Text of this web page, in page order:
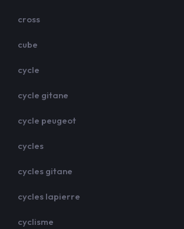
cross
cube
cycle
cycle gitane
cycle peugeot
cycles
cycles gitane
cycles lapierre
cyclisme